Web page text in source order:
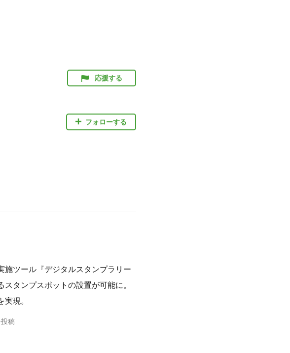
応援する
フォローする
施ツール『デジタルスタンプラリー
タンプスポットの設置が可能に。
現。
稿